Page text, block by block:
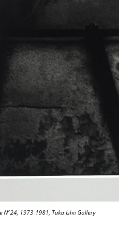
N°24, 1973-1981, Taka Ishii Gallery